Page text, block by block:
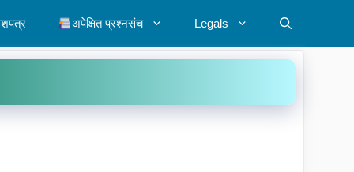
अपेक्षित प्रश्नसंच Legals